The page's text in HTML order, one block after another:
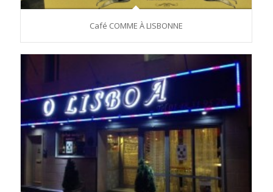
Café COMME À LISBONNE